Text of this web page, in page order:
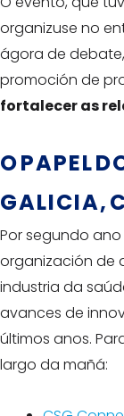
organizuse no
ágora de
promoción de
fortalecer as
OPAPEL
GALICIA,
Por segundo
organización de
industria da
avances de
últimos anos.
largo da mañá: